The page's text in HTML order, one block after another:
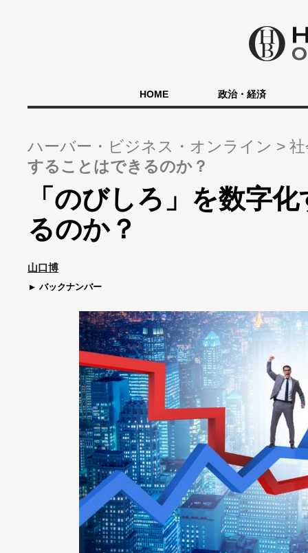
HOME 政治・経済
ハーバー・ビジネス・オンライン
することはできるのか？
「のびしろ」を数字
るのか？
山口博
バックナンバー